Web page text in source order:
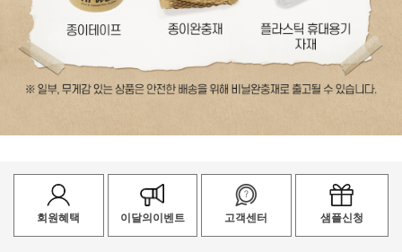
회원혜택 이달의이벤트 고객센터 샘플신청